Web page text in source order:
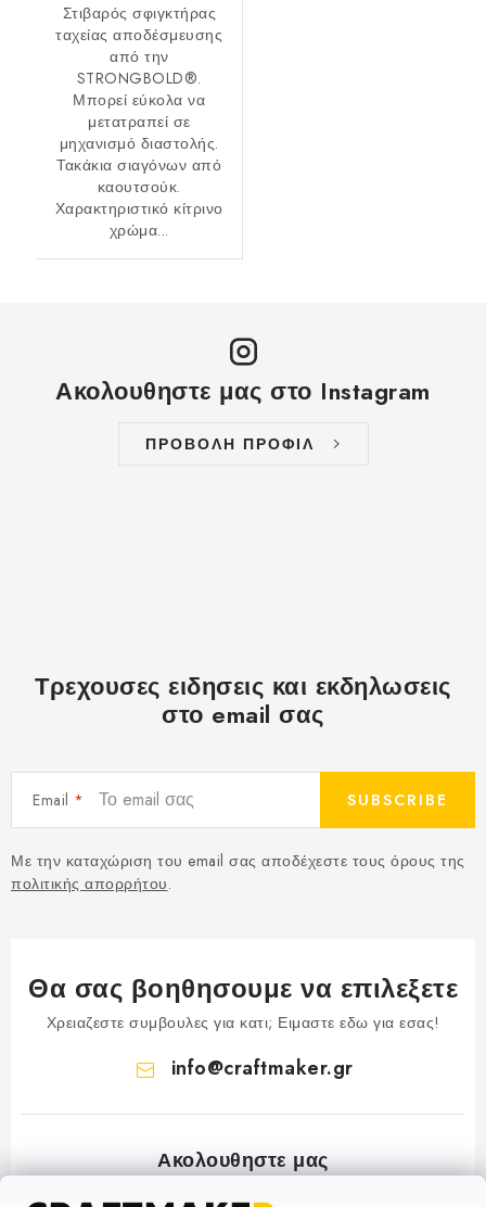
Στιβαρός σφιγκτήρας
ταχείας αποδέσμευσης
από την
STRONGBOLD®.
Μπορεί εύκολα να
μετατραπεί σε
μηχανισμό διαστολής.
Τακάκια σιαγόνων από
καουτσούκ.
Χαρακτηριστικό κίτρινο
χρώμα...
Ακολουθηστε μας στο Instagram
ΠΡΟΒΟΛΗ ΠΡΟΦΙΛ
Τρεχουσες ειδησεις και εκδηλωσεις
στο email σας
Email
Με την καταχώριση του email σας αποδέχεστε τους όρους της
πολιτικής απορρήτου.
SUBSCRIBE
Θα σας βοηθησουμε να επιλεξετε
Χρειαζεστε συμβουλες για κατι; Ειμαστε εδω για εσας!
info@craftmaker.gr